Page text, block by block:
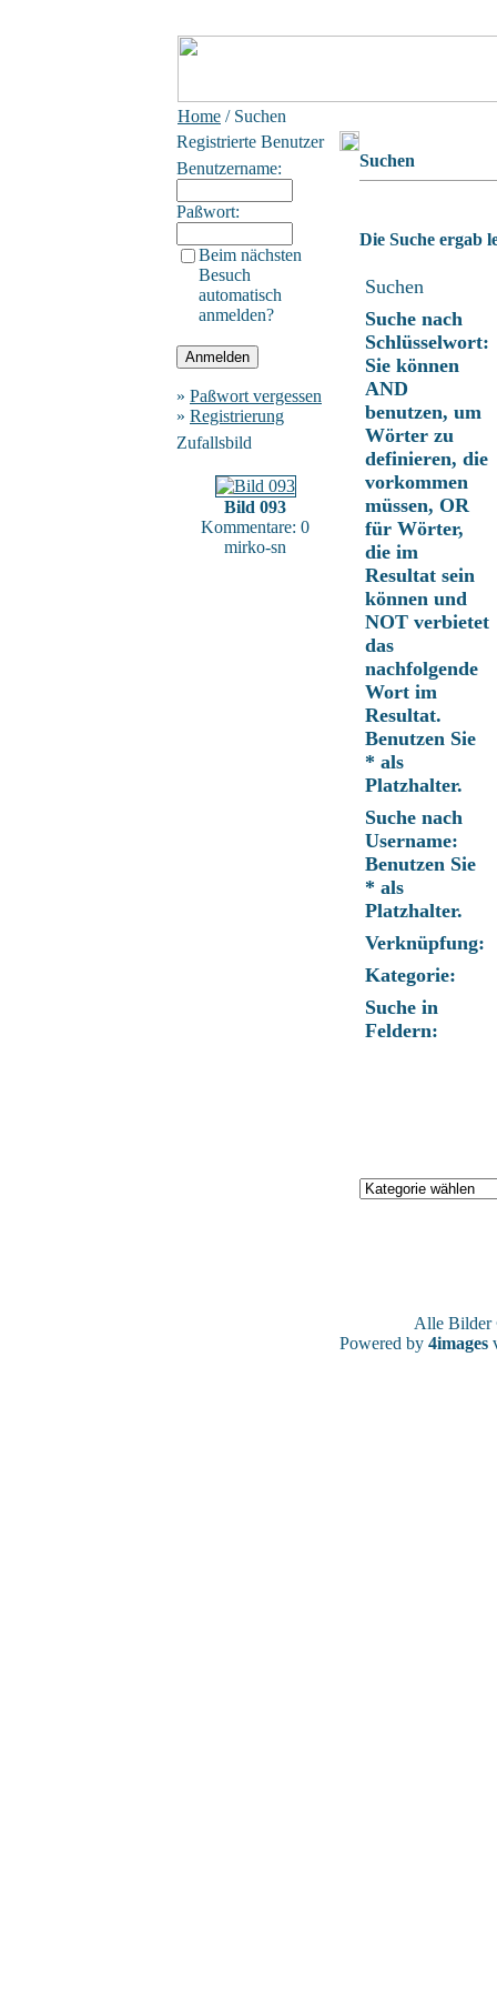
Home / Suchen
Registrierte Benutzer
Benutzername:
Paßwort:
Beim nächsten
Besuch
automatisch
anmelden?
» Paßwort vergessen
» Registrierung
Zufallsbild
Bild 093
Kommentare: 0
mirko-sn
Suchen
Die Suche ergab
Suchen
Suche nach
Schlüsselwort:
Sie können
AND
benutzen, um
Wörter zu
definieren, die
vorkommen
müssen, OR
für Wörter,
die im
Resultat sein
können und
NOT verbietet
das
nachfolgende
Wort im
Resultat.
Benutzen Sie
* als
Platzhalter.
Suche nach
Username:
Benutzen Sie
* als
Platzhalter.
Verknüpfung:
Kategorie:
Suche in
Feldern:
Alle
Powered by 4images